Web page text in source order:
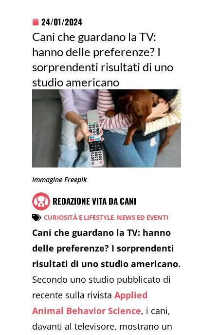
24/01/2024
Cani che guardano la TV:
hanno delle preferenze? I
sorprendenti risultati di uno
studio americano
Immagine Freepik
REDAZIONE VITA DA CANI
CURIOSITÀ E LIFESTYLE, NEWS ED EVENTI
Cani che guardano la TV: hanno
delle preferenze? I sorprendenti
risultati di uno studio americano.
Secondo uno studio pubblicato di
recente sulla rivistaApplied
Animal Behavior Science, i cani,
davanti al televisore, mostrano un